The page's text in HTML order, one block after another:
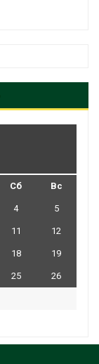
Сб Вс
4 5
11 12
18 19
25 26